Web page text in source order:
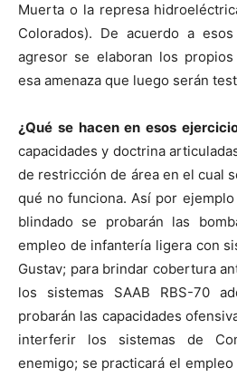
Muerta o la represa
Colorados). De acuerdo a
agresor se elaboran los
esa amenaza que luego serán
¿Qué se hacen en esos
capacidades y doctrina
de restricción de área en el cual
qué no funciona. Así por
blindado se probarán las
empleo de infantería ligera con
Gustav; para brindar cobertura
los sistemas SAAB RBS-70
probarán las capacidades
interferir los sistemas de
enemigo; se practicará el